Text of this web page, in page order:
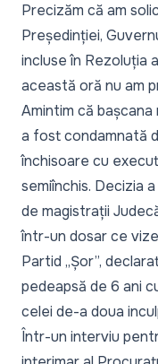
Precizăm că am
Președinției,
incluse în Rezoluția
această oră nu am
Amintim că bașcana
a fost condamnată
închisoare cu
semiînchis. Decizia
de magistrații
într-un dosar ce
Partid „Șor”,
pedeapsă de 6 ani
celei de-a doua
Într-un interviu